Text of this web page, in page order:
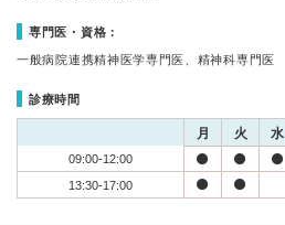
専門医・資格：
一般病院連携精神医学専門医、精神科専門医
診療時間
月 火 水
09:00-12:00
13:30-17:00